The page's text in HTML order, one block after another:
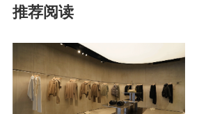
推荐阅读